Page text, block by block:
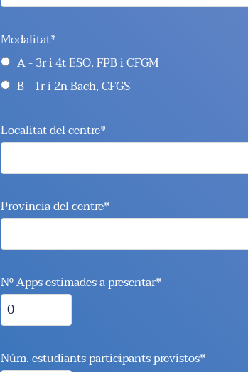
Modalitat*
A - 3r i 4t ESO, FPB i CFGM
B - 1r i 2n Bach, CFGS
Localitat del centre*
Província del centre*
Nº Apps estimades a presentar*
Núm. estudiants participants previstos*